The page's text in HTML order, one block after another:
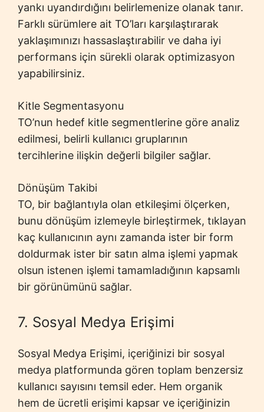
yankı uyandırdığını belirlemenize olanak tanır.
Farklı sürümlere ait TO’ları karşılaştırarak
yaklaşımınızı hassaslaştırabilir ve daha iyi
performans için sürekli olarak optimizasyon
yapabilirsiniz.
Kitle Segmentasyonu
TO’nun hedef kitle segmentlerine göre analiz
edilmesi, belirli kullanıcı gruplarının
tercihlerine ilişkin değerli bilgiler sağlar.
Dönüşüm Takibi
TO, bir bağlantıyla olan etkileşimi ölçerken,
bunu dönüşüm izlemeyle birleştirmek, tıklayan
kaç kullanıcının aynı zamanda ister bir form
doldurmak ister bir satın alma işlemi yapmak
olsun istenen işlemi tamamladığının kapsamlı
bir görünümünü sağlar.
7. Sosyal Medya Erişimi
Sosyal Medya Erişimi, içeriğinizi bir sosyal
medya platformunda gören toplam benzersiz
kullanıcı sayısını temsil eder. Hem organik
hem de ücretli erişimi kapsar ve içeriğinizin